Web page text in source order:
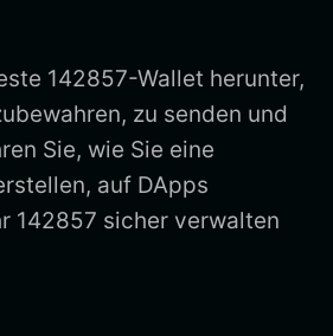
142857-Wallet herunter,
zu senden und
Sie, wie Sie eine
auf DApps
142857 sicher verwalten